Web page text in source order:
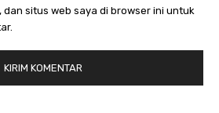
dan situs web saya di browser ini untuk